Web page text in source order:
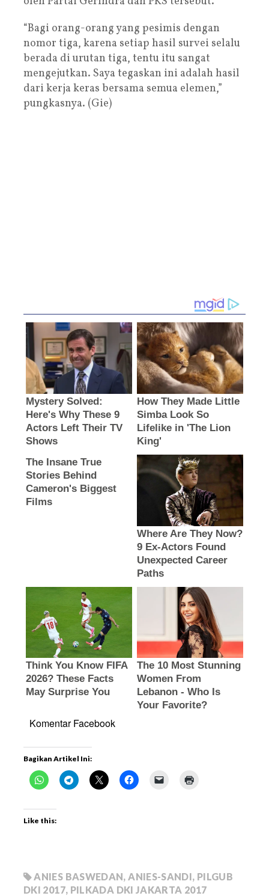
“Bagi orang-orang yang pesimis dengan
nomor tiga, karena setiap hasil survei selalu
berada di urutan tiga, tentu itu sangat
mengejutkan. Saya tegaskan ini adalah hasil
dari kerja keras bersama semua elemen,”
pungkasnya. (Gie)
Komentar Facebook
Bagikan Artikel Ini:
Like this:
ANIES BASWEDAN,ANIES-SANDI, PILGUB
DKI 2017, PILKADA DKI JAKARTA 2017